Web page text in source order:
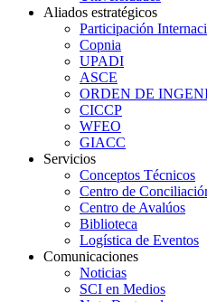
Aliados estratégicos
Participación
Copnia
UPADI
ASCE
ORDEN DE
CICCP
WFEO
GIACC
Servicios
Conceptos Técnicos
Centro de
Centro de Avalúos
Biblioteca
Logística de Eventos
Comunicaciones
Noticias
SCI en Medios